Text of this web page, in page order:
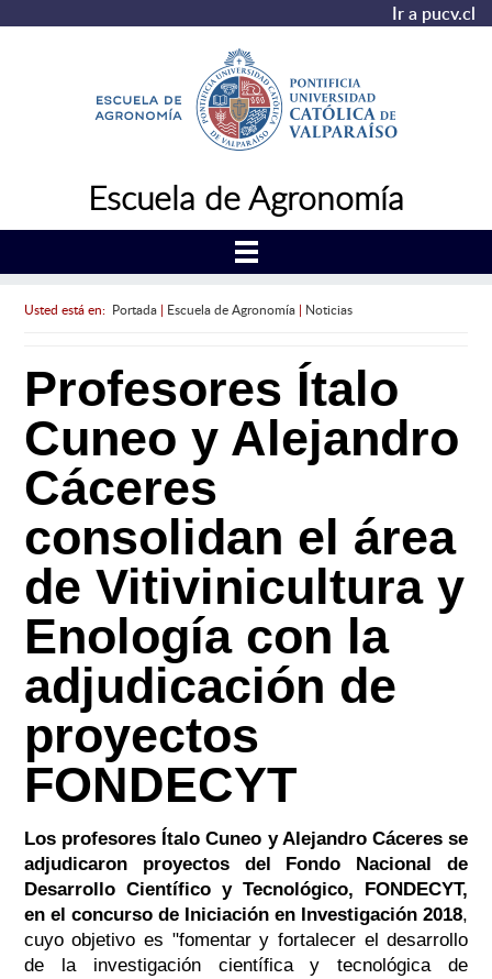
Ir a pucv.cl
Escuela de Agronomía
Usted está en: Portada| Escuela de Agronomía| Noticias
Profesores Ítalo
Cuneo y Alejandro
Cáceres
consolidan el área
de Vitivinicultura y
Enología con la
adjudicación de
proyectos
FONDECYT
Los profesores Ítalo Cuneo y Alejandro Cáceres se
adjudicaron proyectos del Fondo Nacional de
Desarrollo Científico y Tecnológico, FONDECYT,
en el concurso de Iniciación en Investigación 2018,
cuyo objetivo es "fomentar y fortalecer el desarrollo
de la investigación científica y tecnológica de